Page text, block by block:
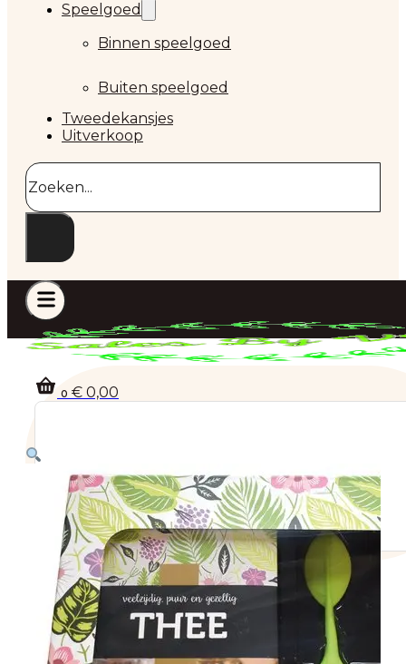
Speelgoed
Binnen speelgoed
Buiten speelgoed
Tweedekansjes
Uitverkoop
Zoeken
0 € 0,00
Geen producten in de winkelwagen.